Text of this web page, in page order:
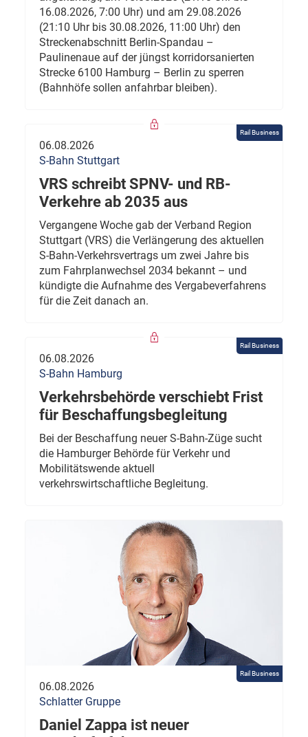
16.08.2026, 7:00 Uhr) und am 29.08.2026
(21:10 Uhr bis 30.08.2026, 11:00 Uhr) den
Streckenabschnitt Berlin-Spandau –
Paulinenaue auf der jüngst korridorsanierten
Strecke 6100 Hamburg – Berlin zu sperren
(Bahnhöfe sollen anfahrbar bleiben).
Rail Business
06.08.2026
S-Bahn Stuttgart
VRS schreibt SPNV- und RB-
Verkehre ab 2035 aus
Vergangene Woche gab der Verband Region
Stuttgart (VRS) die Verlängerung des aktuellen
S-Bahn-Verkehrsvertrags um zwei Jahre bis
zum Fahrplanwechsel 2034 bekannt – und
kündigte die Aufnahme des Vergabeverfahrens
für die Zeit danach an.
Rail Business
06.08.2026
S-Bahn Hamburg
Verkehrsbehörde verschiebt Frist
für Beschaffungsbegleitung
Bei der Beschaffung neuer S-Bahn-Züge sucht
die Hamburger Behörde für Verkehr und
Mobilitätswende aktuell
verkehrswirtschaftliche Begleitung.
Rail Business
06.08.2026
Schlatter Gruppe
Daniel Zappa ist neuer